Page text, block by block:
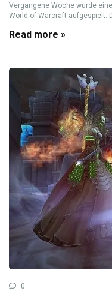
Vergangene Woche wurde
World of Warcraft aufgespielt.
Read more »
0